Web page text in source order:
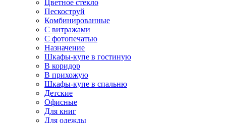
Цветное стекло
Пескоструй
Комбинированные
С витражами
С фотопечатью
Назначение
Шкафы-купе в гостиную
В коридор
В прихожую
Шкафы-купе в спальню
Детские
Офисные
Для книг
Для одежды